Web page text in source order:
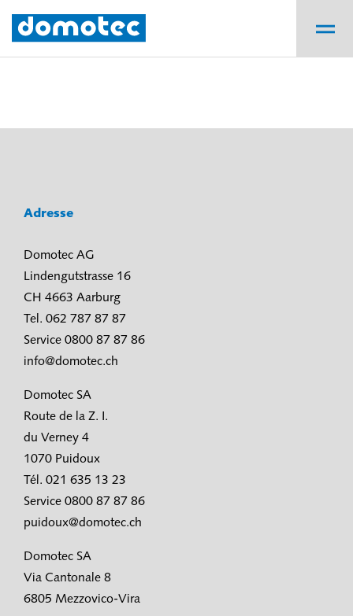
Adresse
Domotec AG
Lindengutstrasse 16
CH 4663 Aarburg
Tel. 062 787 87 87
Service 0800 87 87 86
info@domotec.ch
Domotec SA
Route de la Z. I.
du Verney 4
1070 Puidoux
Tél. 021 635 13 23
Service 0800 87 87 86
puidoux@domotec.ch
Domotec SA
Via Cantonale 8
6805 Mezzovico-Vira